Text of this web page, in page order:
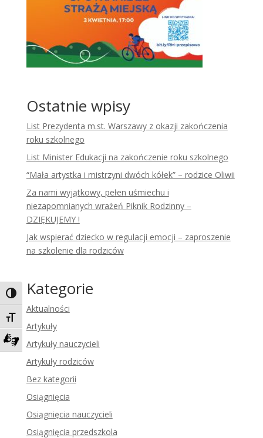
Toggle High Contrast
Toggle Font size
Zadzwoń do tłumacza języka migowego
Ostatnie wpisy
List Prezydenta m.st. Warszawy z okazji zakończenia
roku szkolnego
List Minister Edukacji na zakończenie roku szkolnego
“Mała artystka i mistrzyni dwóch kółek” – rodzice Oliwii
Za nami wyjątkowy, pełen uśmiechu i
niezapomnianych wrażeń Piknik Rodzinny –
DZIĘKUJEMY !
Jak wspierać dziecko w regulacji emocji – zaproszenie
na szkolenie dla rodziców
Kategorie
Aktualności
Artykuły
Artykuły nauczycieli
Artykuły rodziców
Bez kategorii
Osiągnięcia
Osiągnięcia nauczycieli
Osiągnięcia przedszkola